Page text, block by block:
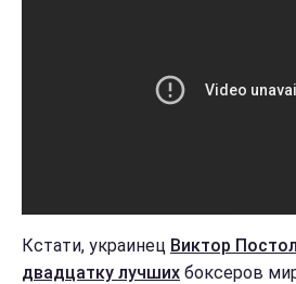
Кстати, украинец Виктор
двадцатку лучших боксеров